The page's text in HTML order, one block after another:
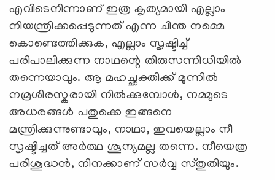
എവിടെനിന്നാണ് ഇത്ര കൃത്യമായി എല്ലാം
നിയന്ത്രിക്കപ്പെടുന്നത് എന്ന ചിന്ത നമ്മെ
കൊണ്ടെത്തിക്കുക, എല്ലാം സൃഷ്ടിച്ച്
പരിപാലിക്കുന്ന നാഥന്റെ തിരുസന്നിധിയില്‍
തന്നെയാവും. ആ മഹച്ഛക്തിക്ക് മുന്നില്‍
നമ്രശിരസ്കരായി നില്‍ക്കുമ്പോള്‍, നമ്മുടെ
അധരങ്ങള്‍ പതുക്കെ ഇങ്ങനെ
മന്ത്രിക്കുന്നുണ്ടാവും, നാഥാ, ഇവയെല്ലാം നീ
സൃഷ്ടിച്ചത് അര്‍ത്ഥ ശൂന്യമല്ല തന്നെ. നീയെത്ര
പരിശുദ്ധന്‍, നിനക്കാണ് സര്‍വ്വ സ്തുതിയും.